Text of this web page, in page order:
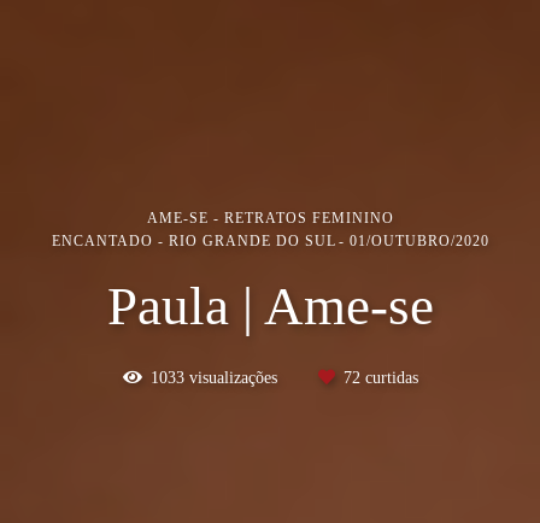
AME-SE - RETRATOS FEMININO
ENCANTADO - RIO GRANDE DO SUL
01/OUTUBRO/2020
Paula | Ame-se
1033visualizações 72 curtidas